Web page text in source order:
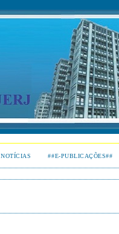
NOTÍCIAS ##E-PUBLICAÇÕES##